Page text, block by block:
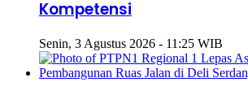
Kompetensi
Senin, 3 Agustus 2026 - 11:25 WIB